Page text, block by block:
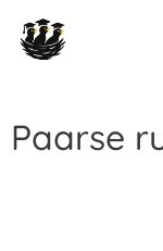
Paarse